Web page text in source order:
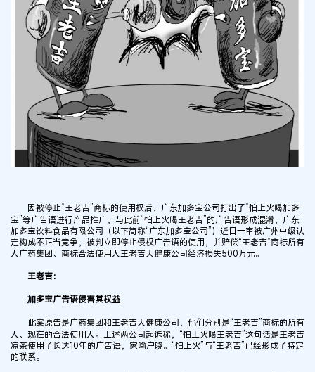
因被停止“王老吉”商标的使用权后，广东加多宝公司打出了“怕上火喝加多
宝”等广告语进行产品推广，与此前“怕上火喝王老吉”的广告语形成混淆，广东
加多宝饮料食品有限公司（以下简称“广东加多宝公司”）近日一审被广州中级认
定构成不正当竞争，被判立即停止侵权广告语的使用，并赔偿“王老吉”商标所有
人广药集团、商标合法使用人王老吉大健康公司经济损失500万元。
王老吉：
加多宝广告语侵害其权益
此案原告是广药集团和王老吉大健康公司，他们分别是“王老吉”商标的所有
人、现在的合法使用人。上述两公司起诉称，“怕上火喝王老吉”这句话是王老吉
凉茶使用了长达10年的广告语，家喻户晓。“怕上火”与“王老吉”已经形成了特定
的联系。